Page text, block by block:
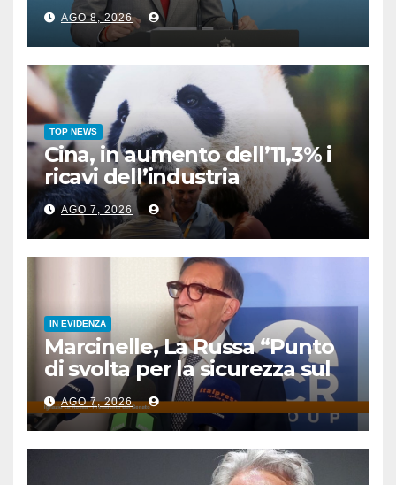
AGO 8, 2026
TOP NEWS
Cina, in aumento dell’11,3% i
ricavi dell’industria
pubblicitaria
AGO 7, 2026
IN EVIDENZA
Marcinelle, La Russa “Punto
di svolta per la sicurezza sul
lavoro”
AGO 7, 2026